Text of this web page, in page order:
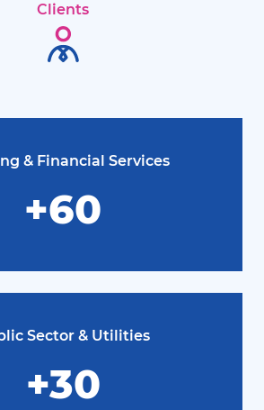
Clients
& Financial Services
+60
Sector & Utilities
+30